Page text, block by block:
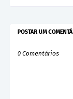
POSTAR UM
0 Comentários